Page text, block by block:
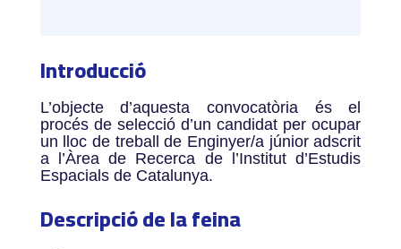
Introducció
L’objecte d’aquesta convocatòria és el
procés de selecció d’un candidat per ocupar
un lloc de treball de Enginyer/a júnior adscrit
a l’Àrea de Recerca de l’Institut d’Estudis
Espacials de Catalunya.
Descripció de la feina